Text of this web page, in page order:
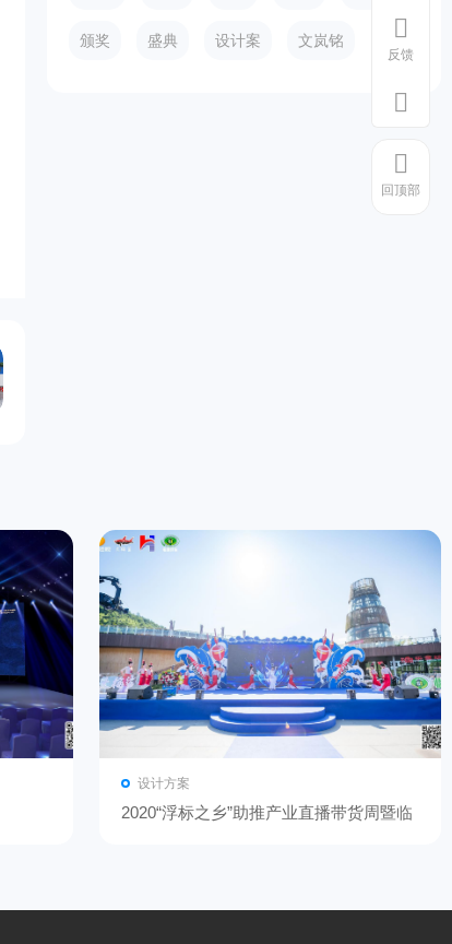
颁奖 盛典 设计案 文岚铭
设计方案
2020“浮标之乡”助推产业直播带货周暨临
反馈
回顶部